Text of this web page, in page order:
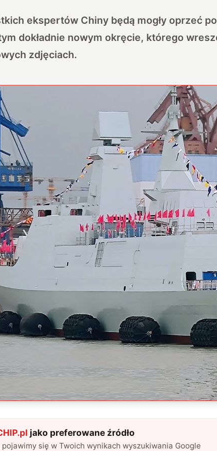
ekspertów Chiny będą mogły oprzeć
dokładnie nowym okręcie, którego
zdjęciach.
jako preferowane źródło
pojawimy się w Twoich wynikach wyszukiwania Google